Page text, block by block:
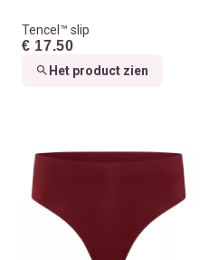
Tencel™ slip
€ 17.50
Het product zien